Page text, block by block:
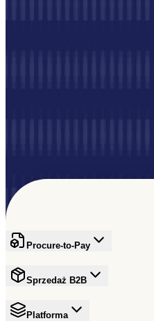
Procure-to-Pay
Sprzedaż B2B
Platforma